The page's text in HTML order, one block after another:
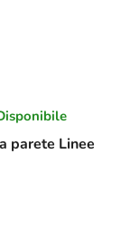
parete Linee